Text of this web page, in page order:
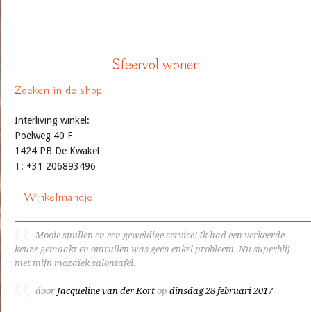
Sfeervol wonen
Zoeken in de shop
Interliving winkel:
Poelweg 40 F
1424 PB De Kwakel
T: +31 206893496
Winkelmandje
Mooie spullen en een geweldige service! Ik had een verkeerde
keuze gemaakt en omruilen was geen enkel probleem. Nu superblij
met mijn mozaïek salontafel.
door Jacqueline van der Kort op dinsdag 28 februari 2017